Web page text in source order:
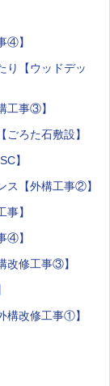
④】
り【ウッドデッ
工事③】
ろた石敷設】
】
ス【外構工事②】
】
④】
改修工事③】
構改修工事①】